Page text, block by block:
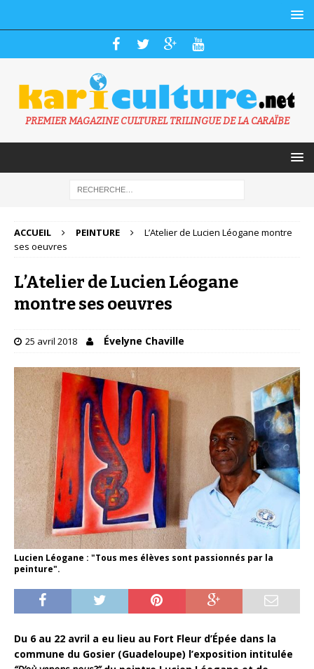
PREMIER MAGAZINE CULTUREL TRILINGUE DE LA CARAÏBE
ACCUEIL PEINTURE
L’Atelier de Lucien Léogane montre
ses oeuvres
L’Atelier de Lucien Léogane
montre ses oeuvres
25 avril 2018 Évelyne Chaville
Lucien Léogane : "Tous mes élèves sont passionnés par la
peinture".
Du 6 au 22 avril a eu lieu au Fort Fleur d’Épée dans la
commune du Gosier (Guadeloupe) l’exposition intitulée